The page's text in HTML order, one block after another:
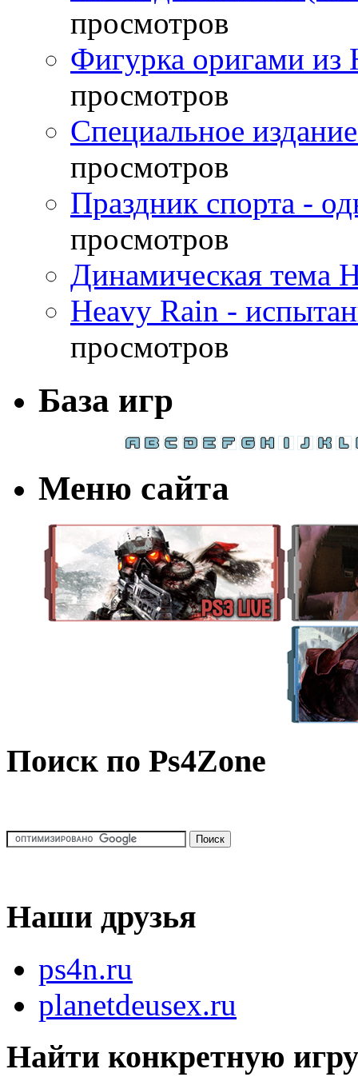
просмотров
Фигурка оригами из
просмотров
Специальное
просмотров
Праздник спорта -
просмотров
Динамическая тема
Heavy Rain -
просмотров
База игр
Меню сайта
Поиск по Ps4Zone
Наши друзья
ps4n.ru
planetdeusex.ru
Найти конкретную